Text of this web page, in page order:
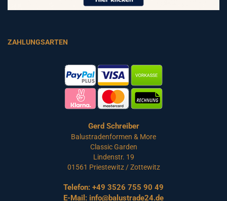
ZAHLUNGSARTEN
Gerd Schreiber
Balustradenformen & More
Classic Garden
Lindenstr. 19
01561 Priestewitz / Zottewitz
Telefon: +49 3526 755 90 49
E-Mail: info@balustrade24.de